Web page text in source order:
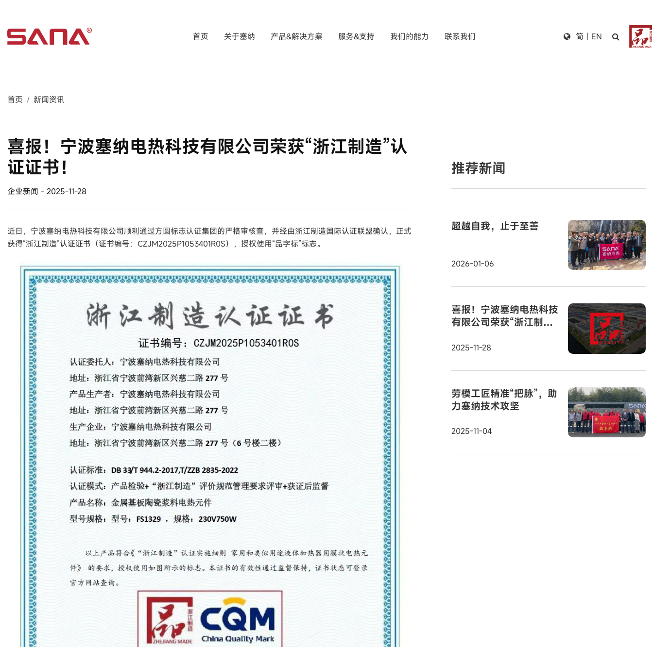
首页 关于塞纳 产品&解决方案 服务&支持 我们的能力 联系我们 简 | EN
首页 新闻资讯
喜报！宁波塞纳电热科技有限公司荣获“浙江制造”认
证证书！
企业新闻 - 2025-11-28
近日，宁波塞纳电热科技有限公司顺利通过方圆标志认证集团的严格审核查，并经由浙江制造国际认证联盟确认，正式
获得“浙江制造”认证证书（证书编号：CZJM2025P1053401R0S），授权使用“品字标”标志。
推荐新闻
超越自我，止于至善
2026-01-06
喜报！宁波塞纳电热科技
有限公司荣获“浙江制
2025-11-28
劳模工匠精准“把脉”，助
力塞纳技术攻坚
2025-11-04